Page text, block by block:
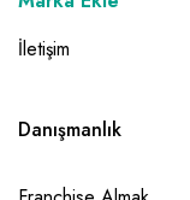
İletişim
Danışmanlık